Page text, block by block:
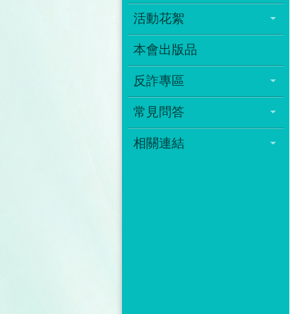
活動花絮
本會出版品
反詐專區
常見問答
相關連結